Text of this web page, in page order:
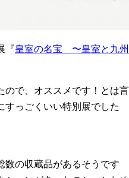
『皇室の名宝 〜皇室と九州
ので、オススメです！とは言
っごくいい特別展でした
数の収蔵品があるそうです